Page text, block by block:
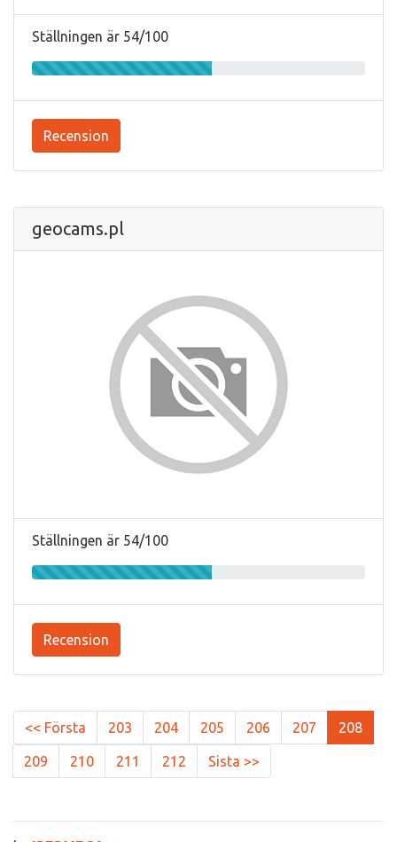
Ställningen är 54/100
Recension
geocams.pl
Ställningen är 54/100
Recension
<< Första 203 204 205 206 207 208
209 210 211 212 Sista >>